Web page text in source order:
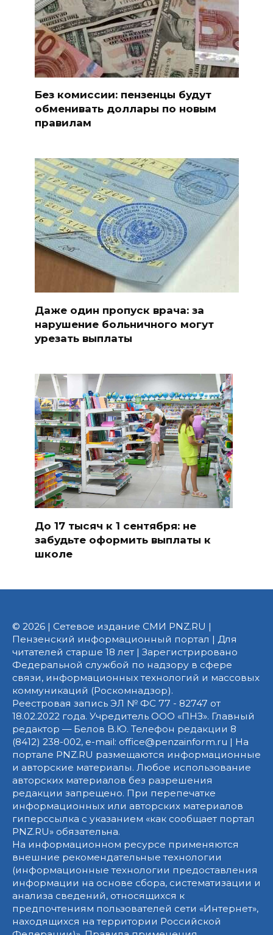
Без комиссии: пензенцы будут
обменивать доллары по новым
правилам
Даже один пропуск врача: за
нарушение больничного могут
урезать выплаты
До 17 тысяч к 1 сентября: не
забудьте оформить выплаты к
школе
© 2026 | Сетевое издание СМИ PNZ.RU |
Пензенский информационный портал | Для
читателей старше 18 лет | Зарегистрировано
Федеральной службой по надзору в сфере
связи, информационных технологий и массовых
коммуникаций (Роскомнадзор).
Реестровая запись ЭЛ № ФС 77 - 82747 от
18.02.2022 года. Учредитель ООО «ПНЗ». Главный
редактор — Белов В.Ю. Телефон редакции 8
(8412) 238-002, e-mail: office@penzainform.ru | На
портале PNZ.RU размещаются информационные
и авторские материалы. Любое использование
авторских материалов без разрешения
редакции запрещено. При перепечатке
информационных или авторских материалов
гиперссылка с указанием «как сообщает портал
PNZ.RU» обязательна.
На информационном ресурсе применяются
внешние рекомендательные технологии
(информационные технологии предоставления
информации на основе сбора, систематизации и
анализа сведений, относящихся к
предпочтениям пользователей сети «Интернет»,
находящихся на территории Российской